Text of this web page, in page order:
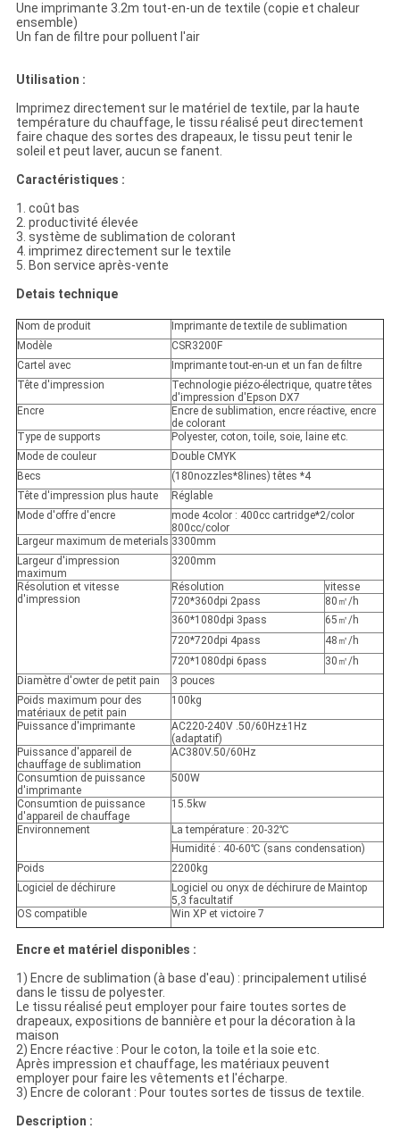
Une imprimante 3.2m tout-en-un de textile (copie et chaleur
ensemble)
Un fan de filtre pour polluent l'air
Utilisation :
Imprimez directement sur le matériel de textile, par la haute
température du chauffage, le tissu réalisé peut directement
faire chaque des sortes des drapeaux, le tissu peut tenir le
soleil et peut laver, aucun se fanent.
Caractéristiques :
1. coût bas
2. productivité élevée
3. système de sublimation de colorant
4. imprimez directement sur le textile
5. Bon service après-vente
Detais technique
Nom de produit
Imprimante de textile de sublimation
Modèle
CSR3200F
Cartel avec
Imprimante tout-en-un et un fan de filtre
Tête d'impression
Technologie piézo-électrique, quatre têtes
d'impression d'Epson DX7
Encre
Encre de sublimation, encre réactive, encre
de colorant
Type de supports
Polyester, coton, toile, soie, laine etc.
Mode de couleur
Double CMYK
Becs
(180nozzles*8lines) têtes *4
Tête d'impression plus haute
Réglable
Mode d'offre d'encre
mode 4color : 400cc cartridge*2/color
800cc/color
Largeur maximum de meterials 3300mm
Largeur d'impression
maximum
3200mm
Résolution et vitesse
d'impression
Résolution
vitesse
720*360dpi 2pass
80㎡/h
360*1080dpi 3pass
65㎡/h
720*720dpi 4pass
48㎡/h
720*1080dpi 6pass
30㎡/h
Diamètre d'owter de petit pain
3 pouces
Poids maximum pour des
matériaux de petit pain
100kg
Puissance d'imprimante
AC220-240V .50/60Hz±1Hz
(adaptatif)
Puissance d'appareil de
chauffage de sublimation
AC380V.50/60Hz
Consumtion de puissance
d'imprimante
500W
Consumtion de puissance
d'appareil de chauffage
15.5kw
Environnement
La température : 20-32℃
Humidité : 40-60℃ (sans condensation)
Poids
2200kg
Logiciel de déchirure
Logiciel ou onyx de déchirure de Maintop
5,3 facultatif
OS compatible
Win XP et victoire 7
Encre et matériel disponibles :
1) Encre de sublimation (à base d'eau) : principalement utilisé
dans le tissu de polyester.
Le tissu réalisé peut employer pour faire toutes sortes de
drapeaux, expositions de bannière et pour la décoration à la
maison
2) Encre réactive : Pour le coton, la toile et la soie etc.
Après impression et chauffage, les matériaux peuvent
employer pour faire les vêtements et l'écharpe.
3) Encre de colorant : Pour toutes sortes de tissus de textile.
Description :